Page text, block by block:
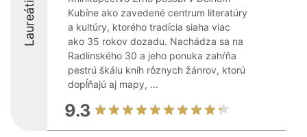
Laureáti
Kubíne ako zavedené centrum literatúry
a kultúry, ktorého tradícia siaha viac
ako 35 rokov dozadu. Nachádza sa na
Radlinského 30 a jeho ponuka zahŕňa
pestrú škálu kníh rôznych žánrov, ktorú
dopĺňajú aj mapy, ...
9.3